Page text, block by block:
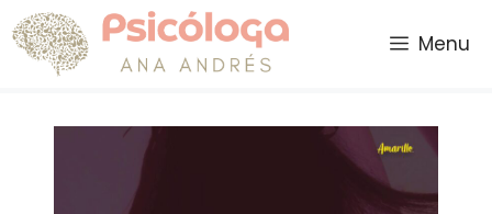
Saltar
al
contenido
Menu